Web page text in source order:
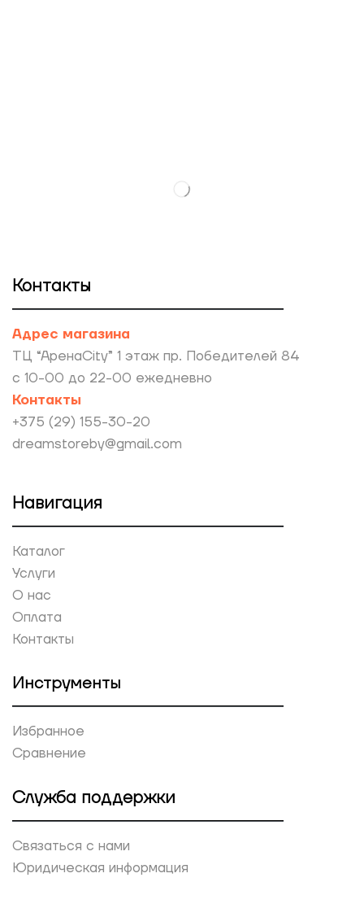
Контакты
Адрес магазина
ТЦ “АренаCity” 1 этаж пр. Победителей 84
с 10-00 до 22-00 ежедневно
Контакты
+375 (29) 155-30-20
dreamstoreby@gmail.com
Навигация
Каталог
Услуги
О нас
Оплата
Контакты
Инструменты
Избранное
Сравнение
Служба поддержки
Связаться с нами
Юридическая информация